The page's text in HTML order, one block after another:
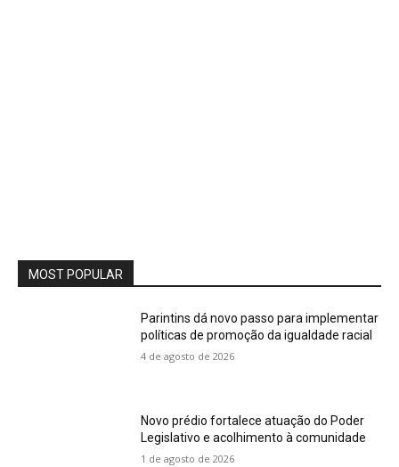
MOST POPULAR
Parintins dá novo passo para implementar
políticas de promoção da igualdade racial
4 de agosto de 2026
Novo prédio fortalece atuação do Poder
Legislativo e acolhimento à comunidade
1 de agosto de 2026